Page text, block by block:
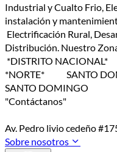
Industrial y Cualto Frio,
instalación y
Electrificación Rural,
Distribución. Nuestro
*DISTRITO
*NORTE*
SANTO
Av. Pedro livio cedeño
Sobre nosotros